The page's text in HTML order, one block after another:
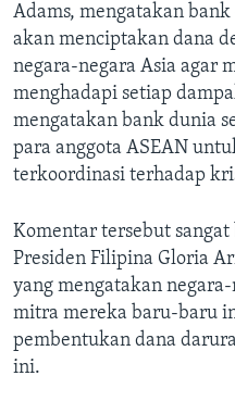
Bahasa-bahasa
Adams, mengatakan
akan menciptakan dana
negara-negara Asia agar
menghadapi setiap
mengatakan bank dunia
para anggota ASEAN
terkoordinasi terhadap
Komentar tersebut
Presiden Filipina Gloria
yang mengatakan
mitra mereka baru-baru
pembentukan dana
ini.